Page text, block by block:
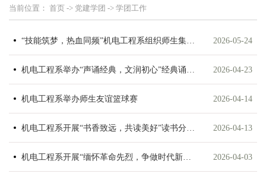
当前位置： 首页 -> 党建学团 -> 学团工作
“技能筑梦，热血同频”机电工程系组织师生集中收看2026“东北超”揭幕战 2026-05-24
2026-04-23
机电工程系举办师生友谊篮球赛 2026-04-14
机电工程系开展“书香致远，共读美好”读书分享会 2026-04-13
机电工程系开展“缅怀革命先烈，争做时代新人”主题教育活动 2026-04-03